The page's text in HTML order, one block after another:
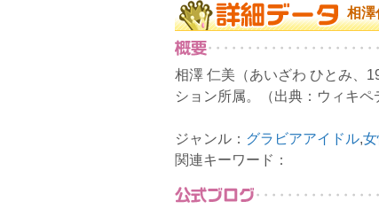
相澤
相澤 仁美（あいざわ ひとみ、
ション所属。（出典：ウィキペ
ジャンル： グラビアアイドル,
関連キーワード：